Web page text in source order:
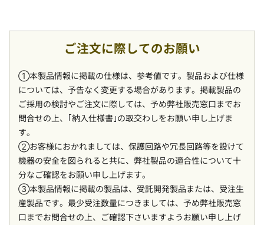
ご注文に際してのお願い
①本製品情報に掲載の仕様は、参考値です。製品および仕様
については、予告なく変更する場合があります。掲載製品の
ご採用の検討やご注文に際しては、予め弊社販売窓口までお
問合せの上、｢納入仕様書｣の取交わしをお願い申し上げま
す。
②お客様におかれましては、保護回路や冗長回路等を設けて
機器の安全を図られると共に、弊社製品の適合性について十
分なご確認をお願い申し上げます。
③本製品情報に掲載の製品は、受託開発製品または、受注生
産製品です。最少受注数量につきましては、予め弊社販売窓
口までお問合せの上、ご確認下さいますようお願い申し上げ